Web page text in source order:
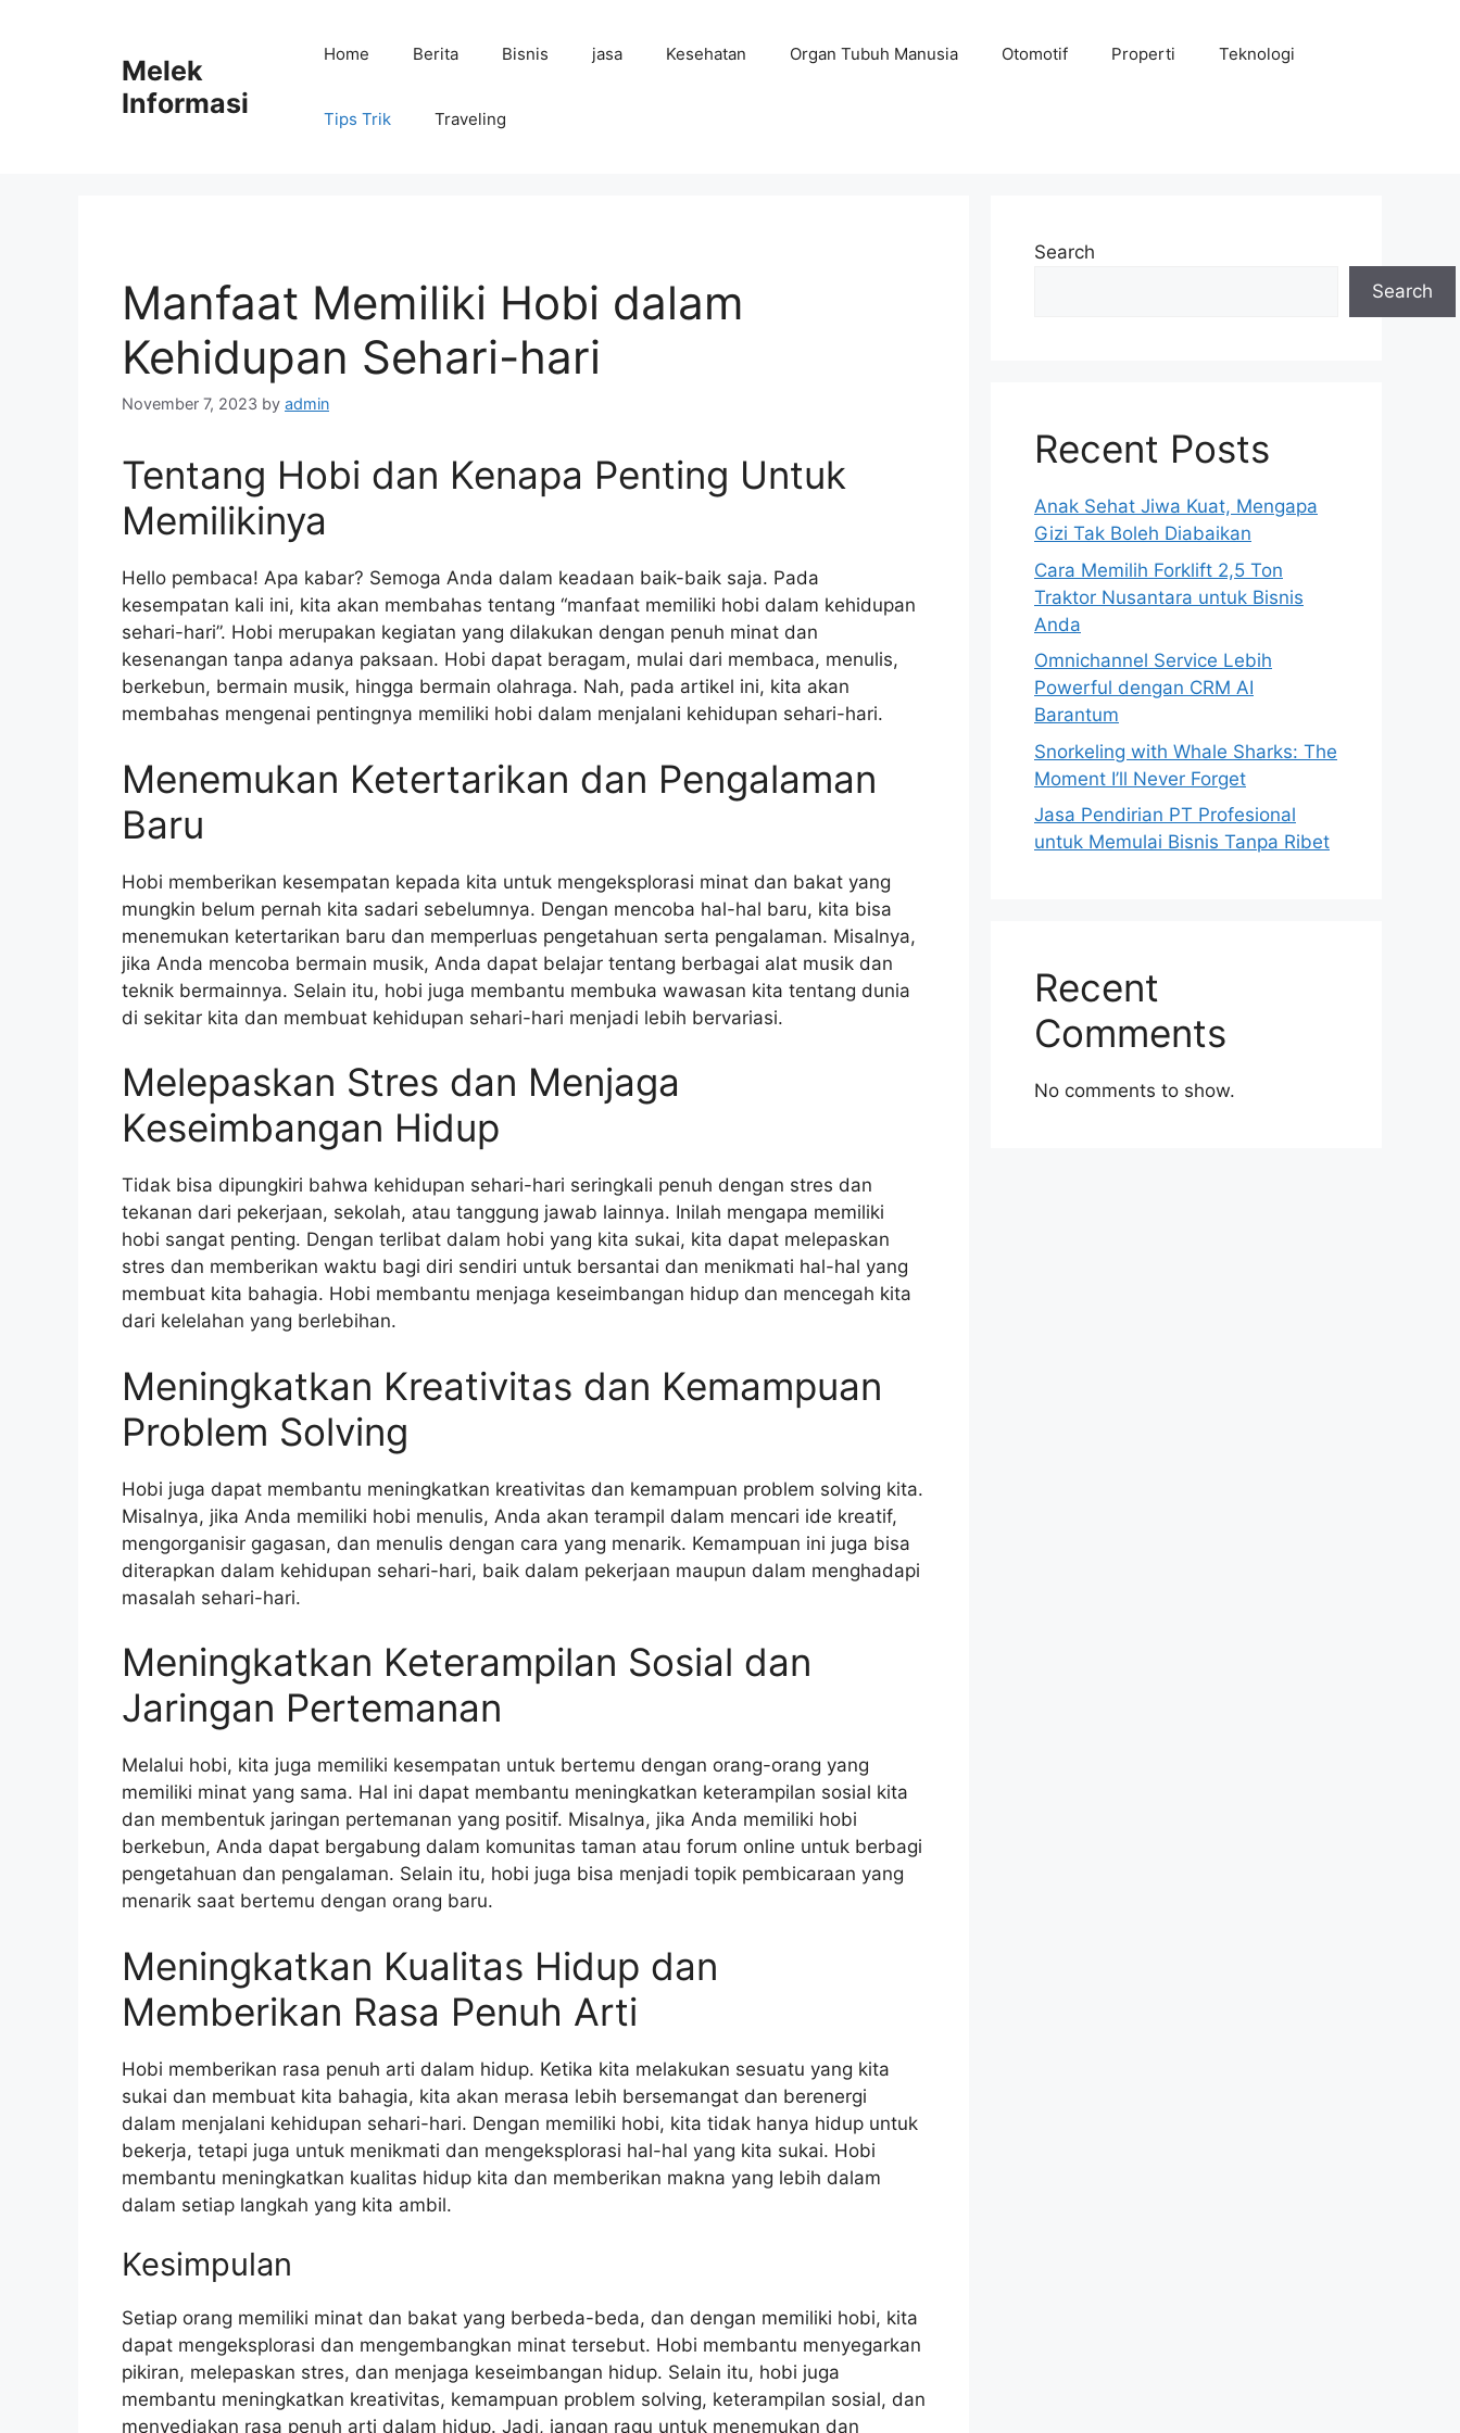
Melek
Informasi
Home Berita Bisnis jasa Kesehatan Organ Tubuh Manusia Otomotif Properti Teknologi
Tips Trik Traveling
Manfaat Memiliki Hobi dalam
Kehidupan Sehari-hari
November 7, 2023 by admin
Tentang Hobi dan Kenapa Penting Untuk
Memilikinya
Hello pembaca! Apa kabar? Semoga Anda dalam keadaan baik-baik saja. Pada
kesempatan kali ini, kita akan membahas tentang “manfaat memiliki hobi dalam kehidupan
sehari-hari”. Hobi merupakan kegiatan yang dilakukan dengan penuh minat dan
kesenangan tanpa adanya paksaan. Hobi dapat beragam, mulai dari membaca, menulis,
berkebun, bermain musik, hingga bermain olahraga. Nah, pada artikel ini, kita akan
membahas mengenai pentingnya memiliki hobi dalam menjalani kehidupan sehari-hari.
Menemukan Ketertarikan dan Pengalaman
Baru
Hobi memberikan kesempatan kepada kita untuk mengeksplorasi minat dan bakat yang
mungkin belum pernah kita sadari sebelumnya. Dengan mencoba hal-hal baru, kita bisa
menemukan ketertarikan baru dan memperluas pengetahuan serta pengalaman. Misalnya,
jika Anda mencoba bermain musik, Anda dapat belajar tentang berbagai alat musik dan
teknik bermainnya. Selain itu, hobi juga membantu membuka wawasan kita tentang dunia
di sekitar kita dan membuat kehidupan sehari-hari menjadi lebih bervariasi.
Melepaskan Stres dan Menjaga
Keseimbangan Hidup
Tidak bisa dipungkiri bahwa kehidupan sehari-hari seringkali penuh dengan stres dan
tekanan dari pekerjaan, sekolah, atau tanggung jawab lainnya. Inilah mengapa memiliki
hobi sangat penting. Dengan terlibat dalam hobi yang kita sukai, kita dapat melepaskan
stres dan memberikan waktu bagi diri sendiri untuk bersantai dan menikmati hal-hal yang
membuat kita bahagia. Hobi membantu menjaga keseimbangan hidup dan mencegah kita
dari kelelahan yang berlebihan.
Meningkatkan Kreativitas dan Kemampuan
Problem Solving
Hobi juga dapat membantu meningkatkan kreativitas dan kemampuan problem solving kita.
Misalnya, jika Anda memiliki hobi menulis, Anda akan terampil dalam mencari ide kreatif,
mengorganisir gagasan, dan menulis dengan cara yang menarik. Kemampuan ini juga bisa
diterapkan dalam kehidupan sehari-hari, baik dalam pekerjaan maupun dalam menghadapi
masalah sehari-hari.
Meningkatkan Keterampilan Sosial dan
Jaringan Pertemanan
Melalui hobi, kita juga memiliki kesempatan untuk bertemu dengan orang-orang yang
memiliki minat yang sama. Hal ini dapat membantu meningkatkan keterampilan sosial kita
dan membentuk jaringan pertemanan yang positif. Misalnya, jika Anda memiliki hobi
berkebun, Anda dapat bergabung dalam komunitas taman atau forum online untuk berbagi
pengetahuan dan pengalaman. Selain itu, hobi juga bisa menjadi topik pembicaraan yang
menarik saat bertemu dengan orang baru.
Meningkatkan Kualitas Hidup dan
Memberikan Rasa Penuh Arti
Hobi memberikan rasa penuh arti dalam hidup. Ketika kita melakukan sesuatu yang kita
sukai dan membuat kita bahagia, kita akan merasa lebih bersemangat dan berenergi
dalam menjalani kehidupan sehari-hari. Dengan memiliki hobi, kita tidak hanya hidup untuk
bekerja, tetapi juga untuk menikmati dan mengeksplorasi hal-hal yang kita sukai. Hobi
membantu meningkatkan kualitas hidup kita dan memberikan makna yang lebih dalam
dalam setiap langkah yang kita ambil.
Kesimpulan
Setiap orang memiliki minat dan bakat yang berbeda-beda, dan dengan memiliki hobi, kita
dapat mengeksplorasi dan mengembangkan minat tersebut. Hobi membantu menyegarkan
pikiran, melepaskan stres, dan menjaga keseimbangan hidup. Selain itu, hobi juga
membantu meningkatkan kreativitas, kemampuan problem solving, keterampilan sosial, dan
menyediakan rasa penuh arti dalam hidup. Jadi, jangan ragu untuk menemukan dan
Search
Search
Recent Posts
Anak Sehat Jiwa Kuat, Mengapa
Gizi Tak Boleh Diabaikan
Cara Memilih Forklift 2,5 Ton
Traktor Nusantara untuk Bisnis
Anda
Omnichannel Service Lebih
Powerful dengan CRM AI
Barantum
Snorkeling with Whale Sharks: The
Moment I’ll Never Forget
Jasa Pendirian PT Profesional
untuk Memulai Bisnis Tanpa Ribet
Recent
Comments
No comments to show.